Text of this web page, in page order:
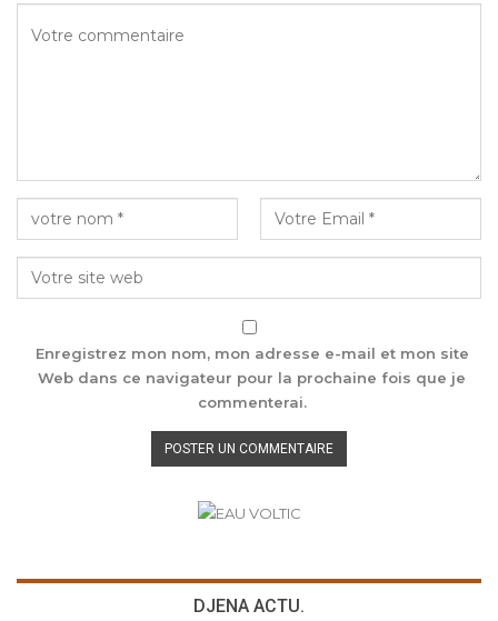
Enregistrez mon nom, mon adresse e-mail et mon site
Web dans ce navigateur pour la prochaine fois que je
commenterai.
DJENA ACTU.